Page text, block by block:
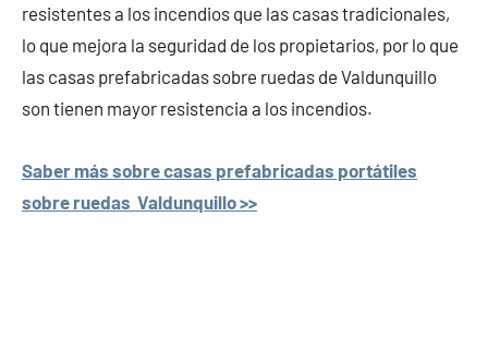
resistentes a los incendios que las casas tradicionales,
lo que mejora la seguridad de los propietarios, por lo que
las casas prefabricadas sobre ruedas de Valdunquillo
son tienen mayor resistencia a los incendios.
Saber más sobre casas prefabricadas portátiles
sobre ruedas Valdunquillo >>